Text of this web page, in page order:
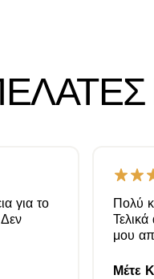
για το
Πολύ
μου
Μέτε